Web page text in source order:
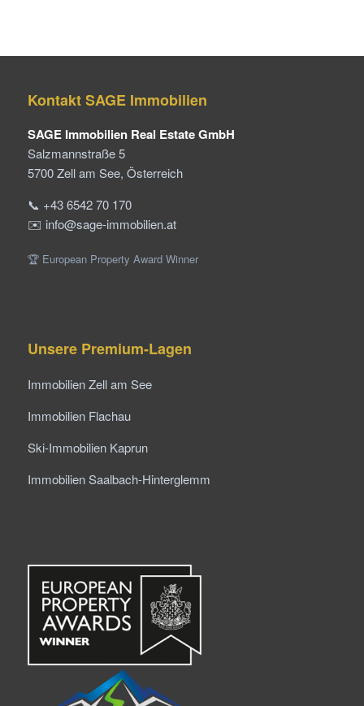
Kontakt SAGE Immobilien
SAGE Immobilien Real Estate GmbH
Salzmannstraße 5
5700 Zell am See, Österreich
📞 +43 6542 70 170
✉️ info@sage-immobilien.at
🏆 European Property Award Winner
Unsere Premium-Lagen
Immobilien Zell am See
Immobilien Flachau
Ski-Immobilien Kaprun
Immobilien Saalbach-Hinterglemm